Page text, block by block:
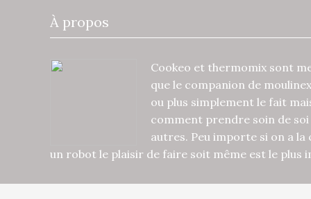
À propos
Cookeo et thermomix sont
que le companion de
ou plus simplement le fait
comment prendre soin de soi
autres. Peu importe si on a la
un robot le plaisir de faire soit même est le plus